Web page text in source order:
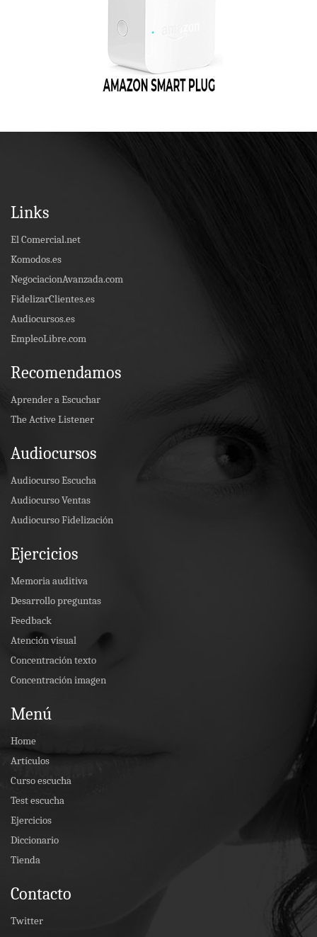
Links
El Comercial.net
Komodos.es
NegociacionAvanzada.com
FidelizarClientes.es
Audiocursos.es
EmpleoLibre.com
Recomendamos
Aprender a Escuchar
The Active Listener
Audiocursos
Audiocurso Escucha
Audiocurso Ventas
Audiocurso Fidelización
Ejercicios
Memoria auditiva
Desarrollo preguntas
Feedback
Atención visual
Concentración texto
Concentración imagen
Menú
Home
Artículos
Curso escucha
Test escucha
Ejercicios
Diccionario
Tienda
Contacto
Twitter